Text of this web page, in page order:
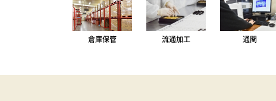
倉庫保管 流通加工 通関